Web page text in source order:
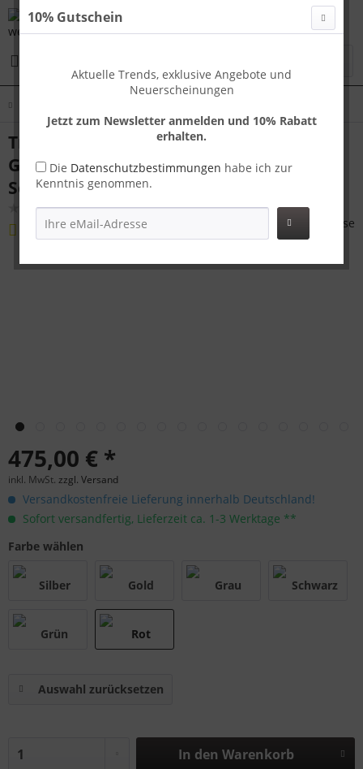
Travelhouse London Kofferset S+M+L
Grau | Polycarbonat-Hartschale | TSA-
Schloss, Aluminiumrahmen
(1)
475,00 € *
inkl. MwSt. zzgl. Versand
Versandkostenfreie Lieferung innerhalb Deutschland!
Sofort versandfertig, Lieferzeit ca. 1-3 Werktage **
Farbe wählen
Auswahl zurücksetzen
In den Warenkorb
10% Gutschein
Aktuelle Trends, exklusive Angebote und
Neuerscheinungen
Jetzt zum Newsletter anmelden und 10% Rabatt
erhalten.
Die Datenschutzbestimmungen habe ich zur
Kenntnis genommen.